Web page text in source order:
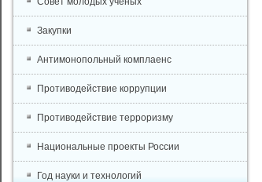
Закупки
Антимонопольный комплаенс
Противодействие коррупции
Противодействие терроризму
Национальные проекты России
Год науки и технологий